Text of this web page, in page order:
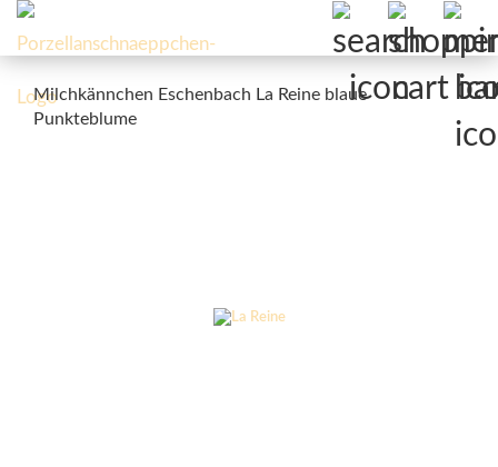
Milchkännchen Eschenbach La Reine blaue
Punkteblume